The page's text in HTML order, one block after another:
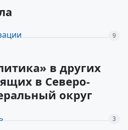
9
в других
в Северо-
округ
3